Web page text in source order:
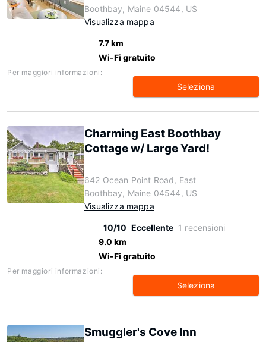
Boothbay, Maine 04544, US
Visualizza mappa
7.7 km
Wi-Fi gratuito
Per maggiori informazioni:
Seleziona
Charming East Boothbay
Cottage w/ Large Yard!
642 Ocean Point Road, East
Boothbay, Maine 04544, US
Visualizza mappa
10/10 Eccellente 1 recensioni
9.0 km
Wi-Fi gratuito
Per maggiori informazioni:
Seleziona
Smuggler's Cove Inn